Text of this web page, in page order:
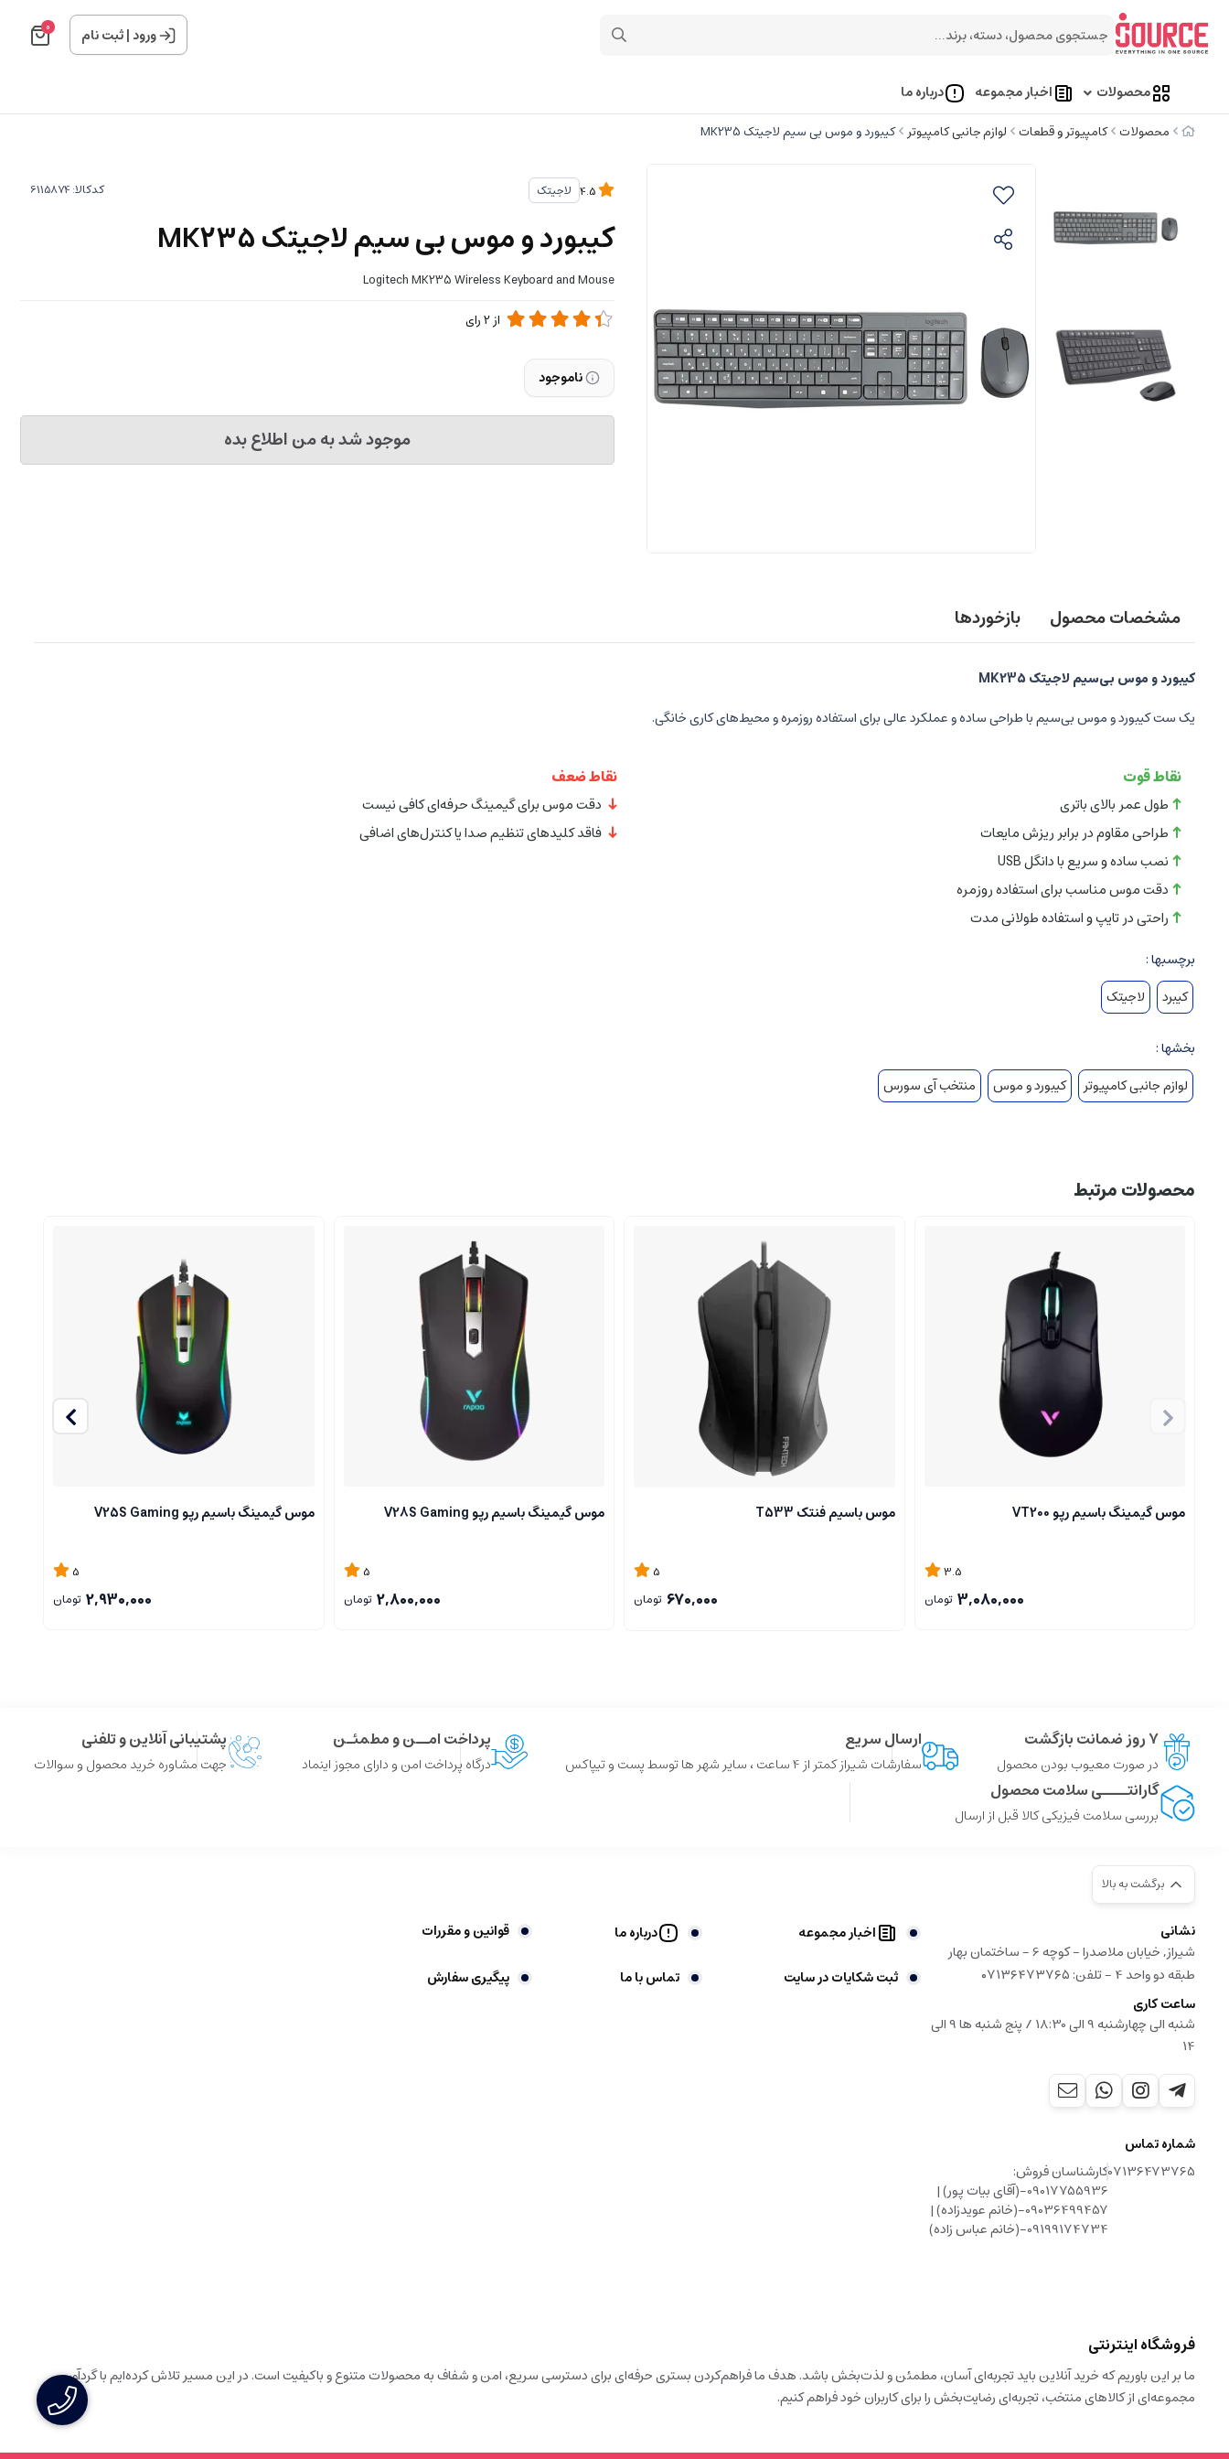
ورود|ثبت نام 0
محصولات اخبار مجموعه درباره ما
محصولات کامپیوتر و قطعات لوازم جانبی کامپیوتر کیبورد و موس بی سیم لاجیتک MK235
لاجیتک کدکالا:
کیبورد و موس بی سیم لاجیتک MK235
Logitech MK235 Wireless Keyboard and Mouse
از2رای
ناموجود
موجود شد به من اطلاع بده
مشخصات محصول بازخوردها
کیبورد و موس بی‌سیم لاجیتک MK235
یک ست کیبورد و موس بی‌سیم با طراحی ساده و عملکرد عالی برای استفاده روزمره و محیط‌های کاری خانگی.
نقاط قوت
طول عمر بالای باتری
طراحی مقاوم در برابر ریزش مایعات
نصب ساده و سریع با دانگل USB
دقت موس مناسب برای استفاده روزمره
راحتی در تایپ و استفاده طولانی مدت
نقاط ضعف
دقت موس برای گیمینگ حرفه‌ای کافی نیست
فاقد کلیدهای تنظیم صدا یا کنترل‌های اضافی
برچسبها :
کیبرد
لاجیتک
بخشها :
لوازم جانبی کامپیوتر
کیبورد و موس منتخب آی سورس
محصولات مرتبط
موس گیمینگ باسیم رپو VT200
3.5
3,080,000 تومان
موس باسیم فنتک T533
5
670,000 تومان
موس گیمینگ باسیم رپو V28S Gaming
5
2,800,000 تومان
موس گیمینگ باسیم رپو V25S Gaming
5
2,930,000 تومان
۷ روز ضمانت بازگشت
در صورت معیوب بودن محصول
ارسال سریع
سفارشات شیراز کمتر از 4 ساعت ، سایر شهر ها توسط پست و تیپاکس
پرداخت امــن و مطمئـن
درگاه پرداخت امن و دارای مجوز اینماد
پشتیبانی آنلاین و تلفنی
جهت مشاوره خرید محصول و سوالات
گارانتــــی سلامت محصول
بررسی سلامت فیزیکی کالا قبل از ارسال
برگشت به بالا
نشانی
شیراز, خیابان ملاصدرا - کوچه 6 - ساختمان بهار
طبقه دو واحد 4 - تلفن: ۰۷۱۳۶۴۷۳۷۶۵
ساعت کاری
شنبه الی چهارشنبه 9 الی 18:30 / پنج شنبه ها 9 الی
14
شماره تماس
07136473765کارشناسان فروش:
09017755936-(آقای بیات پور) |
09036499457-(خانم عویدزاده) |
09199174734-(خانم عباس زاده)
اخبار مجموعه درباره ما قوانین و مقررات
ثبت شکایات در سایت تماس با ما پیگیری سفارش
فروشگاه اینترنتی
ما بر این باوریم که خرید آنلاین باید تجربه‌ای آسان، مطمئن و لذت‌بخش باشد. هدف ما فراهم‌کردن بستری حرفه‌ای برای دسترسی سریع، امن و شفاف به محصولات متنوع و باکیفیت است. در این مسیر تلاش کرده‌ایم با گردآوری
مجموعه‌ای از کالاهای منتخب، تجربه‌ای رضایت‌بخش را برای کاربران خود فراهم کنیم.